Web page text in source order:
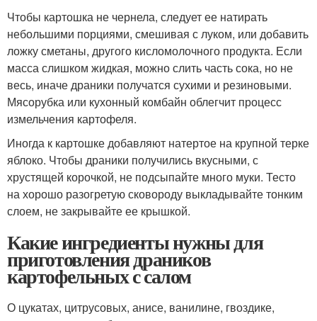
Чтобы картошка не чернела, следует ее натирать
небольшими порциями, смешивая с луком, или добавить
ложку сметаны, другого кисломолочного продукта. Если
масса слишком жидкая, можно слить часть сока, но не
весь, иначе драники получатся сухими и резиновыми.
Мясорубка или кухонный комбайн облегчит процесс
измельчения картофеля.
Иногда к картошке добавляют натертое на крупной терке
яблоко. Чтобы драники получились вкусными, с
хрустящей корочкой, не подсыпайте много муки. Тесто
на хорошо разогретую сковороду выкладывайте тонким
слоем, не закрывайте ее крышкой.
Какие ингредиенты нужны для
приготовления драников
картофельных с салом
О цукатах, цитрусовых, анисе, ванилине, гвоздике,